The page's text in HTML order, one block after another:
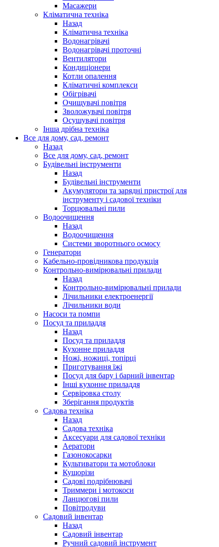
Масажери
Кліматична техніка
Назад
Кліматична техніка
Водонагрівачі
Водонагрівачі проточні
Вентилятори
Кондиціонери
Котли опалення
Кліматичні комплекси
Обігрівачі
Очищувачі повітря
Зволожувачі повітря
Осушувачі повітря
Інша дрібна техніка
Все для дому, сад, ремонт
Назад
Все для дому, сад, ремонт
Будівельні інструменти
Назад
Будівельні інструменти
Акумулятори та зарядні пристрої для
інструменту і садової техніки
Торцювальні пили
Водоочищення
Назад
Водоочищення
Системи зворотнього осмосу
Генератори
Кабельно-провідникова продукція
Контрольно-вимірювальні прилади
Назад
Контрольно-вимірювальні прилади
Лічильники електроенергії
Лічильники води
Насоси та помпи
Посуд та приладдя
Назад
Посуд та приладдя
Кухонне приладдя
Ножі, ножиці, топірці
Приготування їжі
Посуд для бару і барний інвентар
Інші кухонне приладдя
Сервіровка столу
Зберігання продуктів
Садова техніка
Назад
Садова техніка
Аксесуари для садової техніки
Аератори
Газонокосарки
Культиватори та мотоблоки
Кущорізи
Садові подрібнювачі
Триммери і мотокоси
Ланцюгові пили
Повітродуви
Садовий інвентар
Назад
Садовий інвентар
Ручний садовий інструмент